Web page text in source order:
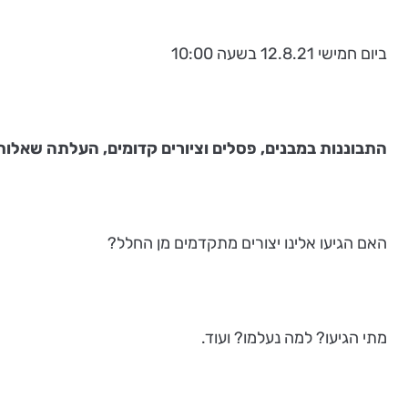
ביום חמישי 12.8.21 בשעה 10:00
התבוננות במבנים, פסלים וציורים קדומים, העלתה
האם הגיעו אלינו יצורים מתקדמים מן החלל?
מתי הגיעו? למה נעלמו? ועוד.